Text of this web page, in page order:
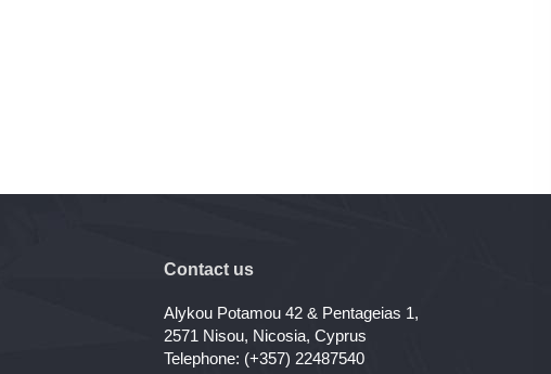
Contact us
Alykou Potamou 42 & Pentageias 1,
2571 Nisou, Nicosia, Cyprus
Telephone: (+357) 22487540